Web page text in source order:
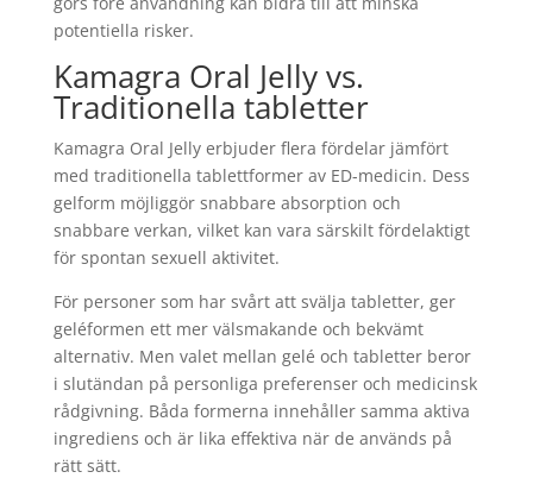
potentiella risker.
Kamagra Oral Jelly vs.
Traditionella tabletter
Kamagra Oral Jelly erbjuder flera fördelar jämfört
med traditionella tablettformer av ED-medicin. Dess
gelform möjliggör snabbare absorption och
snabbare verkan, vilket kan vara särskilt fördelaktigt
för spontan sexuell aktivitet.
För personer som har svårt att svälja tabletter, ger
geléformen ett mer välsmakande och bekvämt
alternativ. Men valet mellan gelé och tabletter beror
i slutändan på personliga preferenser och medicinsk
rådgivning. Båda formerna innehåller samma aktiva
ingrediens och är lika effektiva när de används på
rätt sätt.